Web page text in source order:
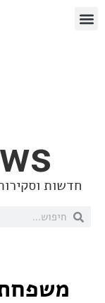
בנושא
סופר על 2 –